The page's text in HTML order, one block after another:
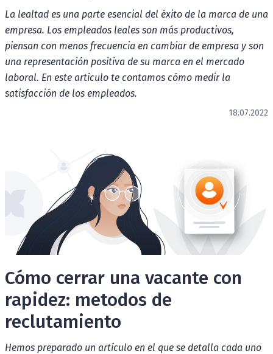
La lealtad es una parte esencial del éxito de la marca de una
empresa. Los empleados leales son más productivos,
piensan con menos frecuencia en cambiar de empresa y son
una representación positiva de su marca en el mercado
laboral. En este artículo te contamos cómo medir la
satisfacción de los empleados.
18.07.2022
Cómo cerrar una vacante con
rapidez: metodos de
reclutamiento
Hemos preparado un artículo en el que se detalla cada uno